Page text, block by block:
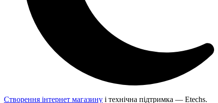
Створення інтернет магазину і технічна підтримка — Etechs.